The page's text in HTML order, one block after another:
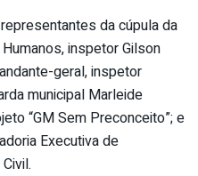
da cúpula da
inspetor Gilson
geral, inspetor
municipal Marleide
“GM Sem Preconceito”; e
Executiva de